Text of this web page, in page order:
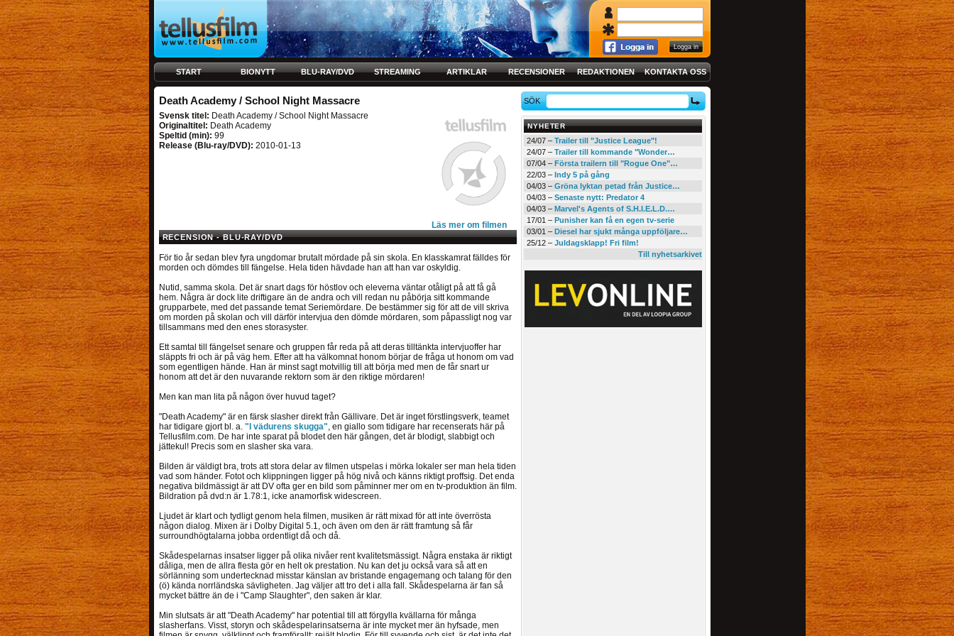
START BIONYTT BLU-RAY/DVD STREAMING ARTIKLAR RECENSIONER REDAKTIONEN KONTAKTA OSS
Death Academy / School Night Massacre
Läs mer om filmen
Svensk titel: Death Academy / School Night Massacre
Originaltitel: Death Academy
Speltid (min): 99
Release (Blu-ray/DVD): 2010-01-13
RECENSION - BLU-RAY/DVD
För tio år sedan blev fyra ungdomar brutalt mördade på sin skola. En klasskamrat fälldes för
morden och dömdes till fängelse. Hela tiden hävdade han att han var oskyldig.
Nutid, samma skola. Det är snart dags för höstlov och eleverna väntar otåligt på att få gå
hem. Några är dock lite driftigare än de andra och vill redan nu påbörja sitt kommande
grupparbete, med det passande temat Seriemördare. De bestämmer sig för att de vill skriva
om morden på skolan och vill därför intervjua den dömde mördaren, som påpassligt nog var
tillsammans med den enes storasyster.
Ett samtal till fängelset senare och gruppen får reda på att deras tilltänkta intervjuoffer har
släppts fri och är på väg hem. Efter att ha välkomnat honom börjar de fråga ut honom om vad
som egentligen hände. Han är minst sagt motvillig till att börja med men de får snart ur
honom att det är den nuvarande rektorn som är den riktige mördaren!
Men kan man lita på någon över huvud taget?
"Death Academy" är en färsk slasher direkt från Gällivare. Det är inget förstlingsverk, teamet
har tidigare gjort bl. a. "I vädurens skugga", en giallo som tidigare har recenserats här på
Tellusfilm.com. De har inte sparat på blodet den här gången, det är blodigt, slabbigt och
jättekul! Precis som en slasher ska vara.
Bilden är väldigt bra, trots att stora delar av filmen utspelas i mörka lokaler ser man hela tiden
vad som händer. Fotot och klippningen ligger på hög nivå och känns riktigt proffsig. Det enda
negativa bildmässigt är att DV ofta ger en bild som påminner mer om en tv-produktion än film.
Bildration på dvd:n är 1.78:1, icke anamorfisk widescreen.
Ljudet är klart och tydligt genom hela filmen, musiken är rätt mixad för att inte överrösta
någon dialog. Mixen är i Dolby Digital 5.1, och även om den är rätt framtung så får
surroundhögtalarna jobba ordentligt då och då.
Skådespelarnas insatser ligger på olika nivåer rent kvalitetsmässigt. Några enstaka är riktigt
dåliga, men de allra flesta gör en helt ok prestation. Nu kan det ju också vara så att en
sörlänning som undertecknad misstar känslan av bristande engagemang och talang för den
(ö) kända norrländska sävligheten. Jag väljer att tro det i alla fall. Skådespelarna är fan så
mycket bättre än de i "Camp Slaughter", den saken är klar.
Min slutsats är att "Death Academy" har potential till att förgylla kvällarna för många
slasherfans. Visst, storyn och skådespelarinsatserna är inte mycket mer än hyfsade, men
SÖK
NYHETER
24/07 –Trailer till "Justice League"!
24/07 –Trailer till kommande "Wonder…
07/04 –Första trailern till "Rogue One"…
22/03 –Indy 5 på gång
04/03 –Gröna lyktan petad från Justice…
04/03 –Senaste nytt: Predator 4
04/03 –Marvel's Agents of S.H.I.E.L.D.…
17/01 –Punisher kan få en egen tv-serie
03/01 –Diesel har sjukt många uppföljare…
25/12 –Juldagsklapp! Fri film!
Till nyhetsarkivet